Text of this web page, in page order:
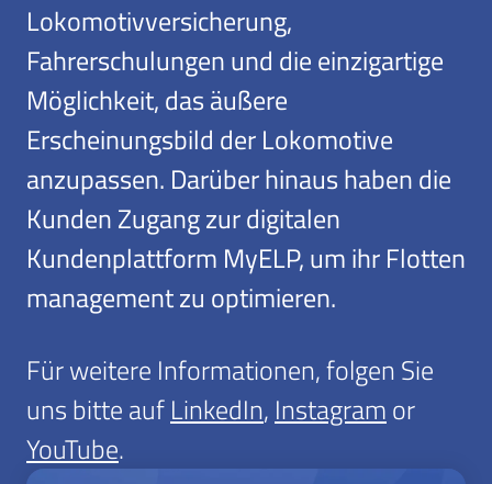
Lokomotivversicherung,
Fahrerschulungen und die einzigartige
Möglichkeit, das äußere
Erscheinungsbild der Lokomotive
anzupassen. Darüber hinaus haben die
Kunden Zugang zur digitalen
Kundenplattform MyELP, um ihr Flotten
management zu optimieren.
Für weitere Informationen, folgen Sie
uns bitte auf LinkedIn, Instagram or
YouTube.